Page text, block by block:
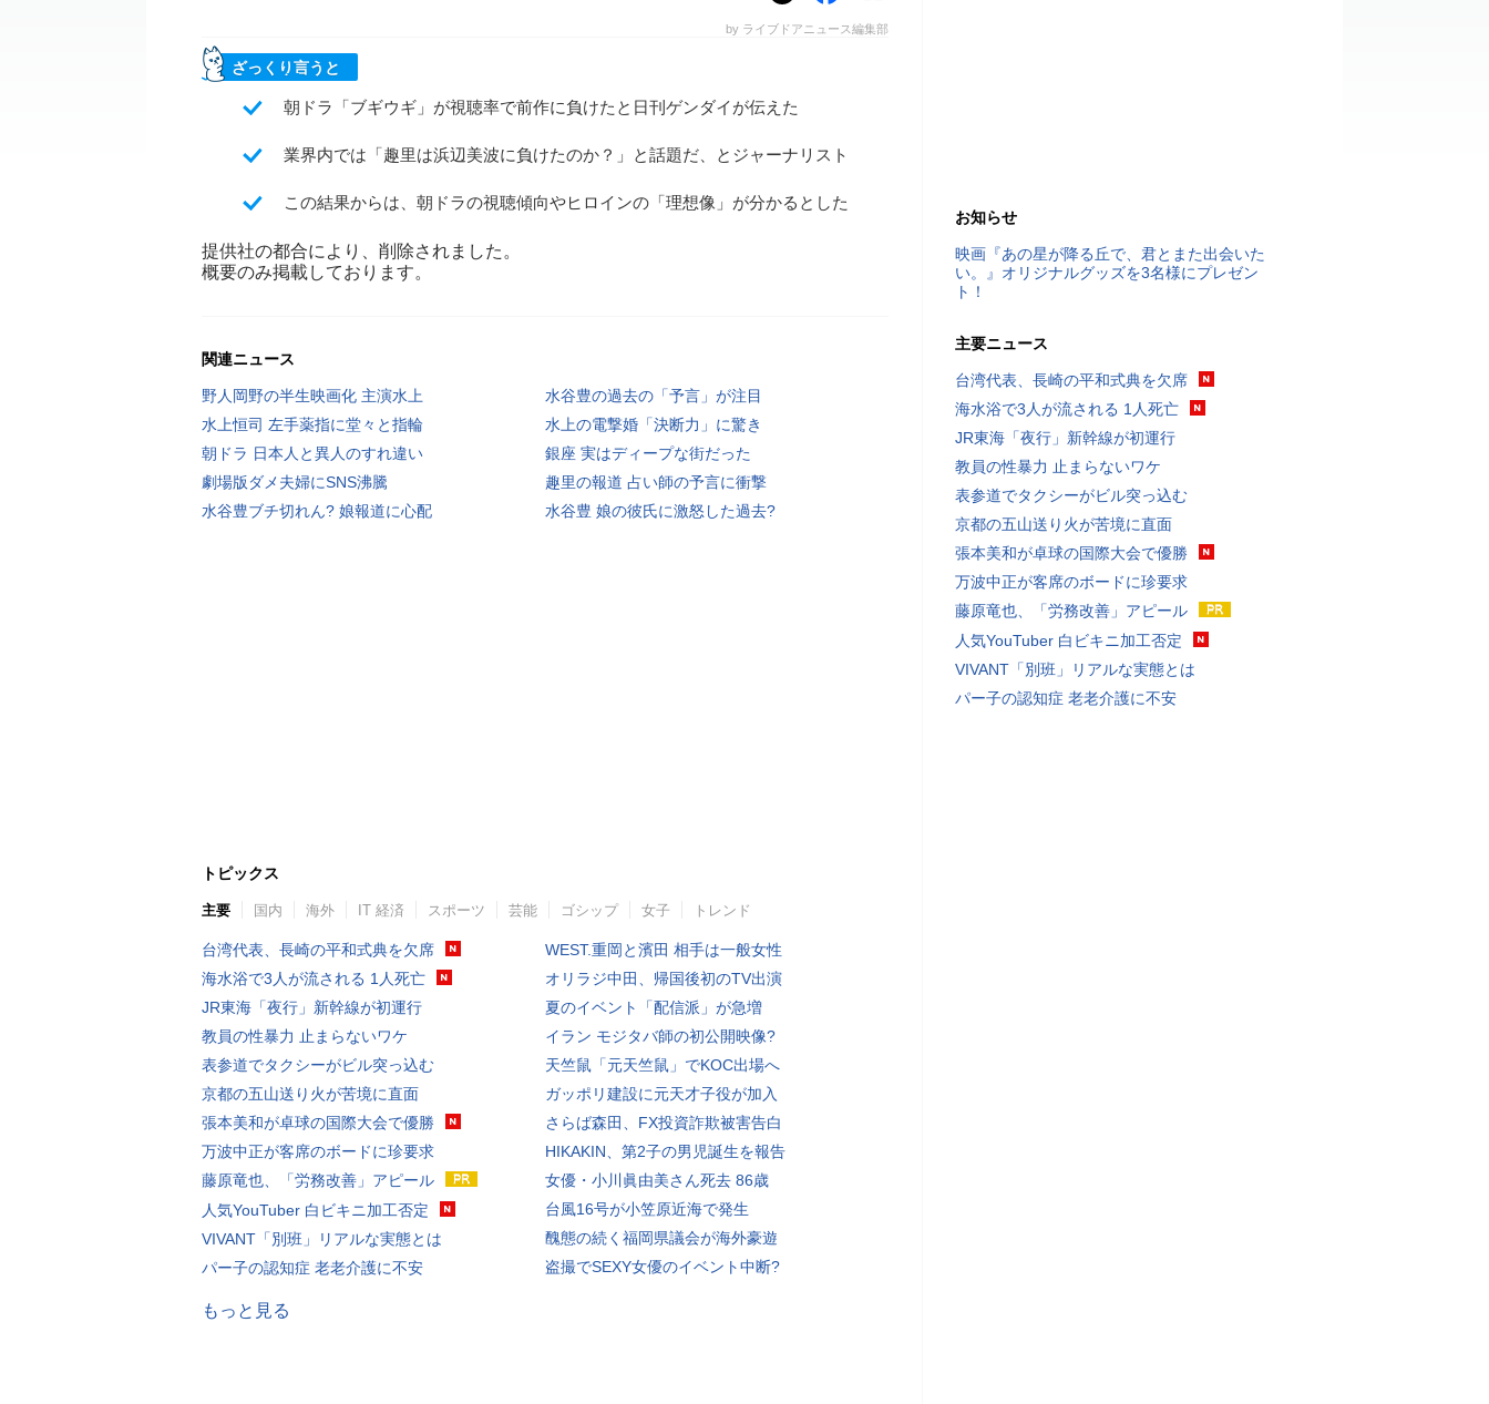
by ライブドアニュース編集部
ざっくり言うと
朝ドラ「ブギウギ」が視聴率で前作に負けたと日刊ゲンダイが伝えた
業界内では「趣里は浜辺美波に負けたのか？」と話題だ、とジャーナリスト
この結果からは、朝ドラの視聴傾向やヒロインの「理想像」が分かるとした
提供社の都合により、削除されました。
概要のみ掲載しております。
関連ニュース
野人岡野の半生映画化 主演水上
水谷豊の過去の「予言」が注目
水上恒司 左手薬指に堂々と指輪
水上の電撃婚「決断力」に驚き
朝ドラ 日本人と異人のすれ違い
銀座 実はディープな街だった
劇場版ダメ夫婦にSNS沸騰
趣里の報道 占い師の予言に衝撃
水谷豊ブチ切れん? 娘報道に心配
水谷豊 娘の彼氏に激怒した過去?
トピックス
主要 国内 海外 IT 経済 スポーツ 芸能 ゴシップ 女子 トレンド
台湾代表、長崎の平和式典を欠席
海水浴で3人が流される 1人死亡
JR東海「夜行」新幹線が初運行
教員の性暴力 止まらないワケ
表参道でタクシーがビル突っ込む
京都の五山送り火が苦境に直面
張本美和が卓球の国際大会で優勝
万波中正が客席のボードに珍要求
藤原竜也、「労務改善」アピール
人気YouTuber 白ビキニ加工否定
VIVANT「別班」リアルな実態とは
パー子の認知症 老老介護に不安
WEST.重岡と濱田 相手は一般女性
オリラジ中田、帰国後初のTV出演
夏のイベント「配信派」が急増
イラン モジタバ師の初公開映像?
天竺鼠「元天竺鼠」でKOC出場へ
ガッポリ建設に元天才子役が加入
さらば森田、FX投資詐欺被害告白
HIKAKIN、第2子の男児誕生を報告
女優・小川眞由美さん死去 86歳
台風16号が小笠原近海で発生
醜態の続く福岡県議会が海外豪遊
盗撮でSEXY女優のイベント中断?
もっと見る
お知らせ
映画『あの星が降る丘で、君とまた出会いた
い。』オリジナルグッズを3名様にプレゼン
ト！
主要ニュース
台湾代表、長崎の平和式典を欠席
海水浴で3人が流される 1人死亡
JR東海「夜行」新幹線が初運行
教員の性暴力 止まらないワケ
表参道でタクシーがビル突っ込む
京都の五山送り火が苦境に直面
張本美和が卓球の国際大会で優勝
万波中正が客席のボードに珍要求
藤原竜也、「労務改善」アピール
人気YouTuber 白ビキニ加工否定
VIVANT「別班」リアルな実態とは
パー子の認知症 老老介護に不安